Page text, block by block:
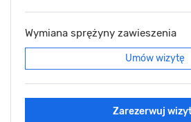
Wymiana sprężyny zawieszenia
Umów wizytę
Zarezerwuj